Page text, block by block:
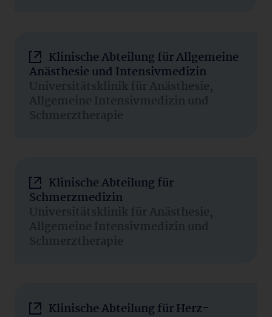
Klinische Abteilung für Allgemeine
Anästhesie und Intensivmedizin
Universitätsklinik für Anästhesie,
Allgemeine Intensivmedizin und
Schmerztherapie
Klinische Abteilung für
Schmerzmedizin
Universitätsklinik für Anästhesie,
Allgemeine Intensivmedizin und
Schmerztherapie
Klinische Abteilung für Herz-